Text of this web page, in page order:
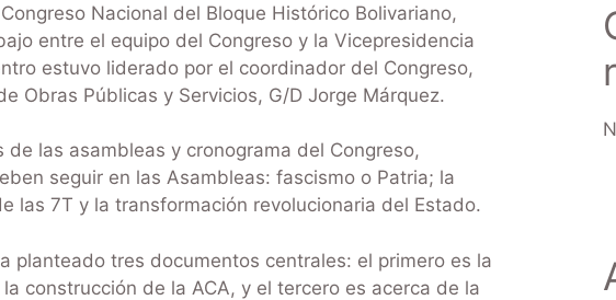
Nacional del Bloque Histórico Bolivariano,
entre el equipo del Congreso y la Vicepresidencia
estuvo liderado por el coordinador del Congreso,
Obras Públicas y Servicios, G/D Jorge Márquez.
las asambleas y cronograma del Congreso,
seguir en las Asambleas: fascismo o Patria; la
las 7T y la transformación revolucionaria del Estado.
planteado tres documentos centrales: el primero es la
construcción de la ACA, y el tercero es acerca de la